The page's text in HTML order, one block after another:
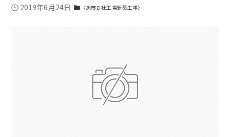
2019年6月24日 folder 〈旭市Ｄ社工場新築工事〉